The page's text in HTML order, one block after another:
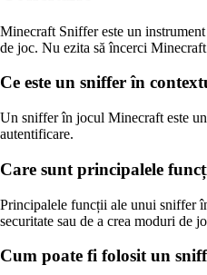
Minecraft Sniffer este un
de joc. Nu ezita să încerci
Ce este un sniffer în
Un sniffer în jocul Minecraft este
autentificare.
Care sunt principalele
Principalele funcții ale unui sniffer
securitate sau de a crea moduri de
Cum poate fi folosit un